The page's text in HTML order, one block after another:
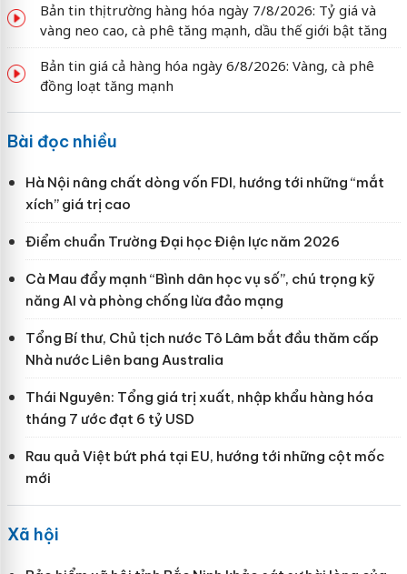
Bản tin thị trường hàng hóa ngày 7/8/2026: Tỷ giá và
vàng neo cao, cà phê tăng mạnh, dầu thế giới bật tăng
Bản tin giá cả hàng hóa ngày 6/8/2026: Vàng, cà phê
đồng loạt tăng mạnh
Bài đọc nhiều
Hà Nội nâng chất dòng vốn FDI, hướng tới những “mắt
xích” giá trị cao
Điểm chuẩn Trường Đại học Điện lực năm 2026
Cà Mau đẩy mạnh “Bình dân học vụ số”, chú trọng kỹ
năng AI và phòng chống lừa đảo mạng
Tổng Bí thư, Chủ tịch nước Tô Lâm bắt đầu thăm cấp
Nhà nước Liên bang Australia
Thái Nguyên: Tổng giá trị xuất, nhập khẩu hàng hóa
tháng 7 ước đạt 6 tỷ USD
Rau quả Việt bứt phá tại EU, hướng tới những cột mốc
mới
Xã hội